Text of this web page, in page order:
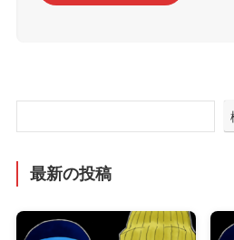
最新の投稿